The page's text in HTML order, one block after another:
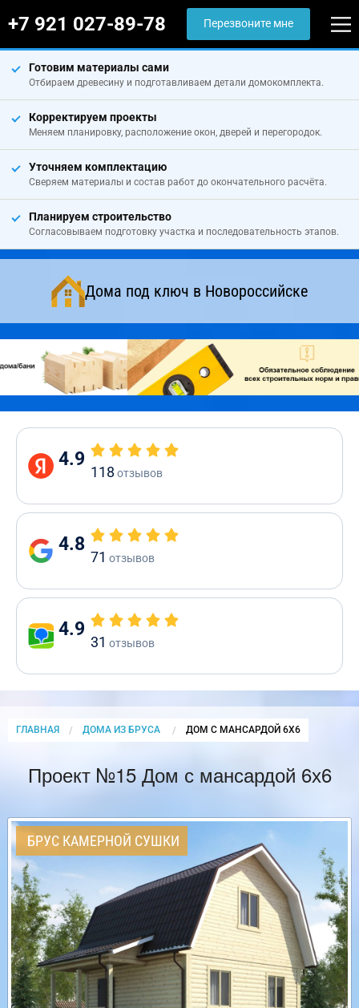
+7 921 027-89-78 Перезвоните мне
Готовим материалы сами
Отбираем древесину и подготавливаем детали домокомплекта.
Корректируем проекты
Меняем планировку, расположение окон, дверей и перегородок.
Уточняем комплектацию
Сверяем материалы и состав работ до окончательного расчёта.
Планируем строительство
Согласовываем подготовку участка и последовательность этапов.
Дома под ключ в Новороссийске
4.9
118 отзывов
4.8
71 отзывов
4.9
31 отзывов
ГЛАВНАЯ ДОМА ИЗ БРУСА CURRENT:
ДОМ С МАНСАРДОЙ 6Х6
Проект №15 Дом с мансардой 6х6
БРУС КАМЕРНОЙ СУШКИ